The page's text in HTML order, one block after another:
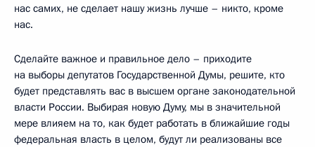
нас самих, не сделает нашу жизнь лучше – никто, кроме
нас.
Сделайте важное и правильное дело – приходите
на выборы депутатов Государственной Думы, решите, кто
будет представлять вас в высшем органе законодательной
власти России. Выбирая новую Думу, мы в значительной
мере влияем на то, как будет работать в ближайшие годы
федеральная власть в целом, будут ли реализованы все